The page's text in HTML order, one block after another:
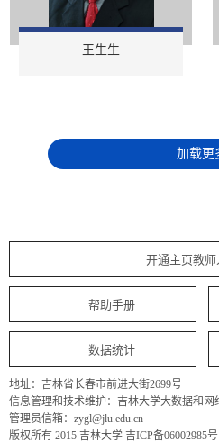
王生生
加载更
开通主页教师
帮助手册
数据统计
地址：吉林省长春市前进大街2699号
信息管理和技术维护：吉林大学大数据和网
管理员信箱：zygl@jlu.edu.cn
版权所有 2015 吉林大学 吉ICP备06002985号